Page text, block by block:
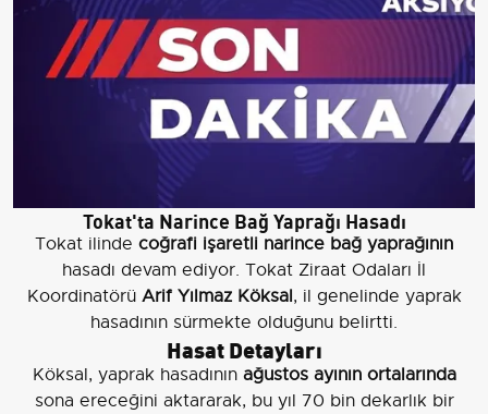
Tokat'ta Narince Bağ Yaprağı Hasadı
Tokat ilinde coğrafi işaretli narince bağ yaprağının
hasadı devam ediyor. Tokat Ziraat Odaları İl
Koordinatörü Arif Yılmaz Köksal, il genelinde yaprak
hasadının sürmekte olduğunu belirtti.
Hasat Detayları
Köksal, yaprak hasadının ağustos ayının ortalarında
sona ereceğini aktararak, bu yıl 70 bin dekarlık bir